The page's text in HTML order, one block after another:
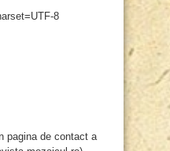
8
pagina de contact a